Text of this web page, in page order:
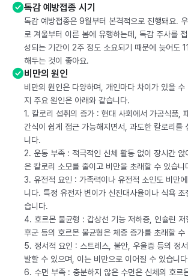
독감 예방접종 시기
독감 예방접종은 9월부터 본격적으로 진행돼요.
로 겨울부터 이른 봄에 유행하는데, 독감 주사를
성되는 기간이 2주 정도 소요되기 때문에 늦어도
해두는 것이 좋아요.
비만의 원인
비만의 원인은 다양하며, 개인마다 차이가 있을
지 주요 원인은 아래와 같습니다.
1. 칼로리 섭취의 증가 : 현대 사회에서 가공식품,
간식이 쉽게 접근 가능해지면서, 과도한 칼로리를
니다.
2. 운동 부족 : 적극적인 신체 활동 없이 장시간 앉
은 칼로리 소모를 줄이고 비만을 초래할 수 있습니
3. 유전적 요인 : 가족력이나 유전적 소인도 비만
니다. 특정 유전자 변이가 신진대사율이나 식욕
습니다.
4. 호르몬 불균형 : 갑상선 기능 저하증, 인슐린
후군 등의 호르몬 불균형은 체중 증가를 초래할 수
5. 정서적 요인 : 스트레스, 불안, 우울증 등의 정
발할 수 있으며, 이는 비만으로 이어질 수 있습니
6. 수면 부족 : 충분하지 않은 수면은 신체의 호르